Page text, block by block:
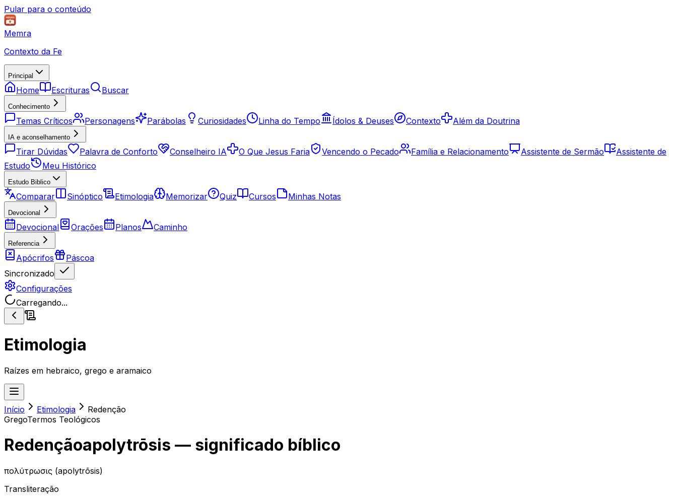
Pular para o conteúdo
Memra
Contexto da Fe
Principal
Home Escrituras Buscar
Conhecimento
Temas Críticos Personagens Parábolas Curiosidades Linha do Tempo Ídolos & Deuses Contexto Além da Doutrina
IA e aconselhamento
Tirar Dúvidas Palavra de Conforto Conselheiro IA O Que Jesus Faria Vencendo o Pecado Família e Relacionamento Assistente de Sermão
Assistente de
Estudo
Meu Histórico
Estudo Biblico
Comparar Sinóptico Etimologia Memorizar Quiz Cursos Minhas Notas
Devocional
Devocional Orações Planos Caminho
Referencia
Apócrifos
Páscoa
Sincronizado
Configurações
Carregando...
Etimologia
Raízes em hebraico, grego e aramaico
Início Etimologia
Redenção
GregoTermos Teológicos
Redençãoapolytrōsis — significado bíblico
ἀπολύτρωσις (apolytrōsis)
Transliteração